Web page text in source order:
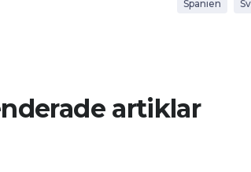
Spanien
artiklar